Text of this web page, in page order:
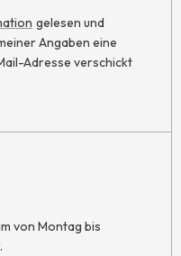
gelesen und
Angaben eine
Adresse verschickt
von Montag bis